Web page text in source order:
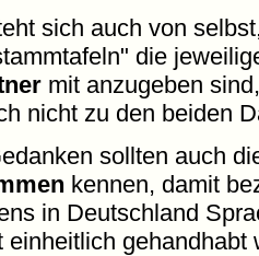
sich auch von
die
mit anzugeben
nicht zu den beiden
sollten auch
kennen, damit
in Deutschland
einheitlich gehandhabt